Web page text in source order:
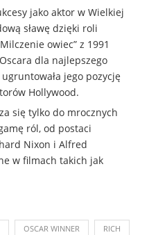
jako aktor w Wielkiej
sławę dzięki roli
owiec” z 1991
dla najlepszego
jego pozycję
Hollywood.
się tylko do mrocznych
ról, od postaci
Nixon i Alfred
w filmach takich jak
OSCAR WINNER RICH